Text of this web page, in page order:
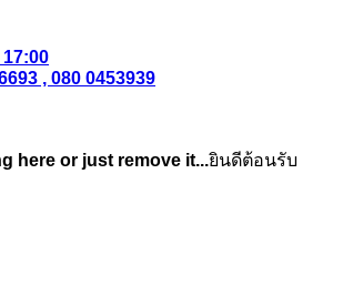
17:00
, 080 0453939
here or just remove it...ยินดีต้อนรับ